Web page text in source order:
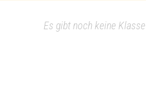
Es gibt noch keine